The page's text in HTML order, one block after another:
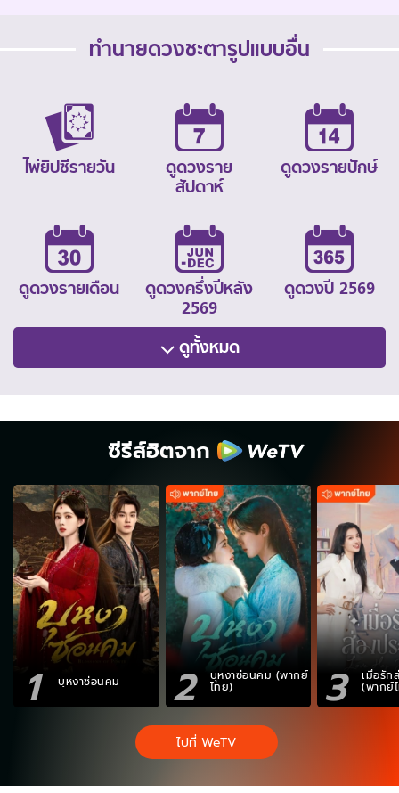
ทำนายดวงชะตารูปแบบอื่น
ไพ่ยิปซีรายวัน
ดูดวงราย
สัปดาห์
ดูดวงรายปักษ์
ดูดวงรายเดือน
ดูดวงครึ่งปีหลัง
2569
ดูดวงปี 2569
ดูทั้งหมด
ซีรีส์ฮิตจาก
1 บุหงาซ่อนคม 2 บุหงาซ่อนคม (พากย์
ไทย) 3 เมื่อรัก
(พากย์
ไปที่ WeTV